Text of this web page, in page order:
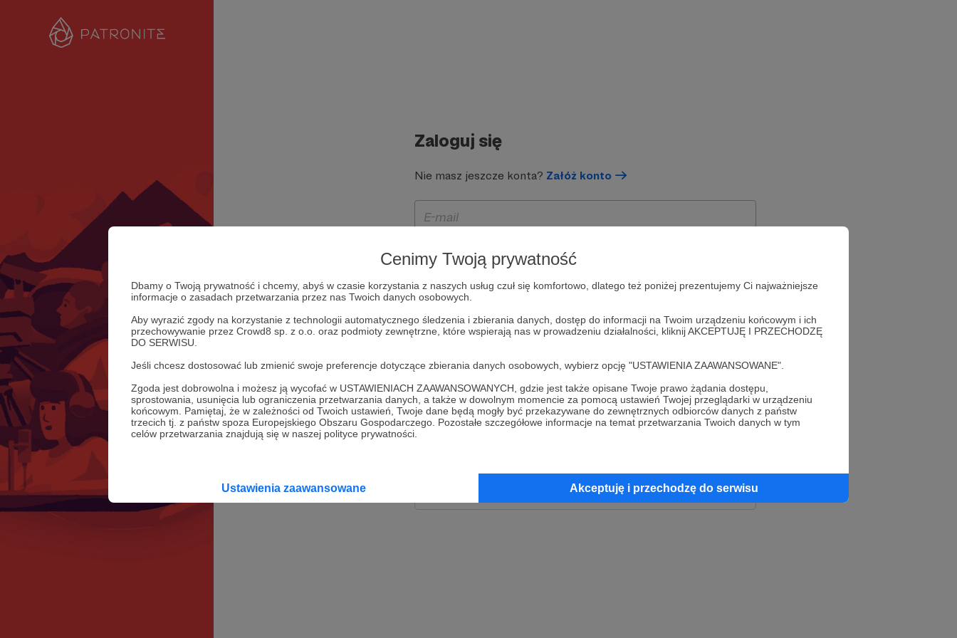
Cenimy Twoją prywatność
Dbamy o Twoją prywatność i chcemy, abyś w czasie korzystania z naszych usług czuł się komfortowo, dlatego też poniżej prezentujemy Ci najważniejsze
informacje o zasadach przetwarzania przez nas Twoich danych osobowych.
Aby wyrazić zgody na korzystanie z technologii automatycznego śledzenia i zbierania danych, dostęp do informacji na Twoim urządzeniu końcowym i ich
przechowywanie przez Crowd8 sp. z o.o. oraz podmioty zewnętrzne, które wspierają nas w prowadzeniu działalności, kliknij AKCEPTUJĘ I PRZECHODZĘ
DO SERWISU.
Jeśli chcesz dostosować lub zmienić swoje preferencje dotyczące zbierania danych osobowych, wybierz opcję "USTAWIENIA ZAAWANSOWANE".
Zgoda jest dobrowolna i możesz ją wycofać w USTAWIENIACH ZAAWANSOWANYCH, gdzie jest także opisane Twoje prawo żądania dostępu,
sprostowania, usunięcia lub ograniczenia przetwarzania danych, a także w dowolnym momencie za pomocą ustawień Twojej przeglądarki w urządzeniu
końcowym. Pamiętaj, że w zależności od Twoich ustawień, Twoje dane będą mogły być przekazywane do zewnętrznych odbiorców danych z państw
trzecich tj. z państw spoza Europejskiego Obszaru Gospodarczego. Pozostałe szczegółowe informacje na temat przetwarzania Twoich danych w tym
celów przetwarzania znajdują się w naszej polityce prywatności.
Ustawienia zaawansowane Akceptuję i przechodzę do serwisu
Zaloguj się
Nie masz jeszcze konta? Załóż konto
Zapamiętaj mnie
lub
Kontynuuj z Apple